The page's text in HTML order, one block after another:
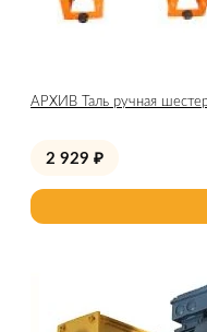
АРХИВ Таль ручная
2 929 ₽